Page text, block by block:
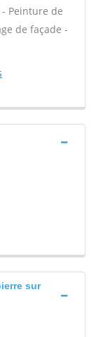
Peinture de
de façade -
sur